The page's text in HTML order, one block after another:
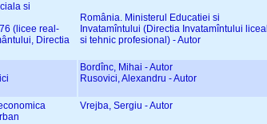
si
(licee real-
Directia
România. Ministerul Educatiei si
Invatamîntului (Directia Invatamîntului liceal
si tehnic profesional) - Autor
Bordînc, Mihai - Autor
Rusovici, Alexandru - Autor
Vrejba, Sergiu - Autor